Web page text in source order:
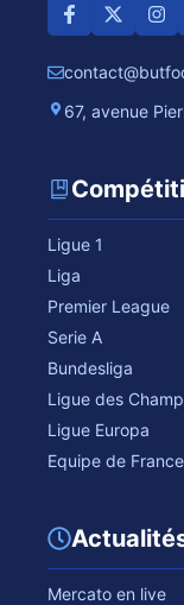
67, avenue
Ligue 1
Liga
Premier League
Serie A
Bundesliga
Ligue des
Ligue Europa
Equipe de France
Mercato en live